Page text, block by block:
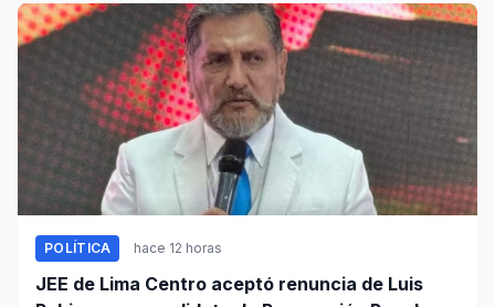
POLÍTICA hace 12 horas
JEE de Lima Centro aceptó renuncia de Luis